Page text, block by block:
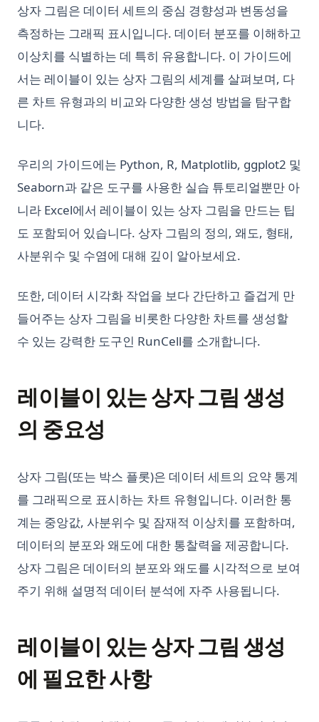
PrivateGPT: Offline GPT-4 That is Secure and Private
PrivateGPT: 오프라인 GPT-4 보안 및 개인 정보 보호
Promptheus: the ChatGPT for Your Voice
Quick View of OpenAI o1
Reverse Prompt Engineering with ChatGPT: A Detailed
Guide
SuperAGI: 자율 AI 에이전트의 힘을 발휘하다
The Real Answer to: How Many Questions Can You Ask
ChatGPT in an Hour?
The Truth About ChatGPT and Plagiarism: Everything You
Need to Know
Them
Top 11 Auto GPT Examples that You Cannot Miss Out
Understanding the 'Too Many Signups from the Same IP'
Issue in ChatGPT
Comprehensive Guide
Conundrum: Your Ultimate Troubleshooting Guide
션
What Does GPT Stand For In Chat GPT? Explained in 1 Min
What is a High Perplexity Score in GPT Zero? Learn How to
Detect AI Content
Why is ChatGPT Slow? It Might Not Be Your Fault
‘ChatGPT Something Went Wrong’의 수수께끼 해결: 궁극적인
문제 해결 가이드
개인화된 GPT: 나만의 GPT 모델을 미세조정하는 방법
판다스 데이터프레임 쉽게 요약하는 방법
판다스 시각화: 단계별 튜토리얼
판다스 열 재정렬: 효율적인 데이터프레임 조작 기술
판다스 열에서 리스트 언팩킹하기: 포괄적인 가이드
판다스 크로스탭(Crosstab): 파이썬에서 간단한 교차표 만들기
판다스 평균 함수 사용 방법
판다스(Pandas)를 사용한 데이터프레임 시각화 방법
팬더스 get_dummies 기능의 효과적인 사용 방법
효과적으로 Pandas Rank 사용하는 방법
Database in Python
Python SQLite3 튜토리얼: Python에서 SQLite 데이터베이스 완
Custom Sorting
Python String Replace: Complete Guide to str.replace() and
Python Switch Case: How to Implement Switch Statements
in Python
Python Switch Case: match-case Statement Explained (With
Python Type Hints: A Practical Guide to Type Annotations
Python Virtual Environments: A Complete Guide to venv,
virtualenv, and Conda
Programming
Python asyncio: 비동기 프로그래밍 완벽 가이드
Python collections 모듈: Counter, defaultdict, deque,
namedtuple 가이드
Python defaultdict: Simplify Dictionary Operations with
Literals
Python f-strings: 포맷된 문자열 리터럴 완전 가이드
Python heapq: Priority Queues and Heap Operations Made
상자 그림은 데이터 세트의 중심 경향성과 변동성을
측정하는 그래픽 표시입니다. 데이터 분포를 이해하고
이상치를 식별하는 데 특히 유용합니다. 이 가이드에
서는 레이블이 있는 상자 그림의 세계를 살펴보며, 다
른 차트 유형과의 비교와 다양한 생성 방법을 탐구합
니다.
우리의 가이드에는 Python, R, Matplotlib, ggplot2 및
Seaborn과 같은 도구를 사용한 실습 튜토리얼뿐만 아
니라 Excel에서 레이블이 있는 상자 그림을 만드는 팁
도 포함되어 있습니다. 상자 그림의 정의, 왜도, 형태,
사분위수 및 수염에 대해 깊이 알아보세요.
또한, 데이터 시각화 작업을 보다 간단하고 즐겁게 만
들어주는 상자 그림을 비롯한 다양한 차트를 생성할
수 있는 강력한 도구인 RunCell를 소개합니다.
레이블이 있는 상자 그림 생성
의 중요성
상자 그림(또는 박스 플롯)은 데이터 세트의 요약 통계
를 그래픽으로 표시하는 차트 유형입니다. 이러한 통
계는 중앙값, 사분위수 및 잠재적 이상치를 포함하며,
데이터의 분포와 왜도에 대한 통찰력을 제공합니다.
상자 그림은 데이터의 분포와 왜도를 시각적으로 보여
주기 위해 설명적 데이터 분석에 자주 사용됩니다.
레이블이 있는 상자 그림 생성
에 필요한 사항